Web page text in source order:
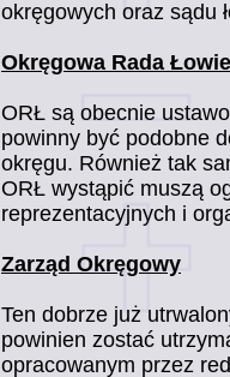
okręgowych oraz sądu
Okręgowa Rada
ORŁ są obecnie
powinny być podobne
okręgu. Również tak
ORŁ wystąpić muszą
reprezentacyjnych i
Zarząd Okręgowy
Ten dobrze już
powinien zostać
opracowanym przez